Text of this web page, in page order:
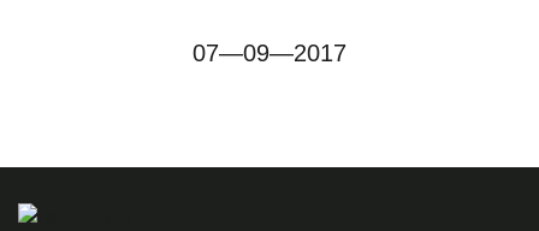
07—09—2017